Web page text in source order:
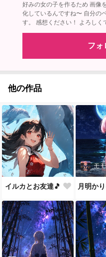
好みの女の子を作るため 画像
化しているんですね〜 自分の
す。 感想ください！ よろしく
フォ
他の作品
イルカとお友達🎵
モモ